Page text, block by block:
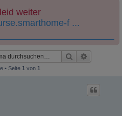
weiter
f ...
Suche
• Seite 1 von 1